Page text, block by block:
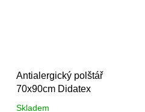
Antialergický polštář
70x90cm Didatex
Skladem